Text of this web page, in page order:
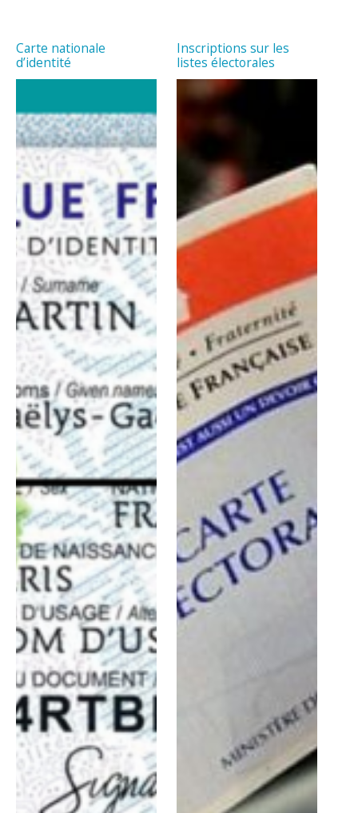
Carte nationale
d’identité
Inscriptions sur les
listes électorales